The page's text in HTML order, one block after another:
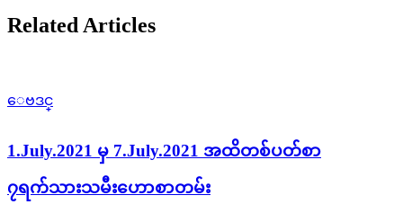
Related Articles
ေဗဒင္
1.July.2021 မှ 7.July.2021 အထိတစ်ပတ်စာ
၇ရက်သားသမီးဟောစာတမ်း